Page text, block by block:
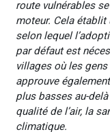
route vulnérables
moteur. Cela
selon lequel
par défaut est
villages où les
approuve
plus basses au-
qualité de l’air, la
climatique.